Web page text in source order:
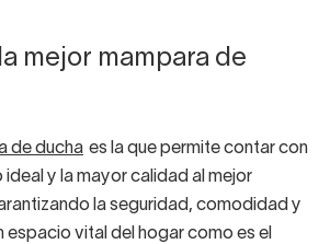
mejor mampara de
de ducha es la que permite contar con
y la mayor calidad al mejor
la seguridad, comodidad y
espacio vital del hogar como es el